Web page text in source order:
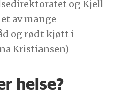
og Kjell
av mange
og rødt kjøtt i
Kristiansen)
helse?